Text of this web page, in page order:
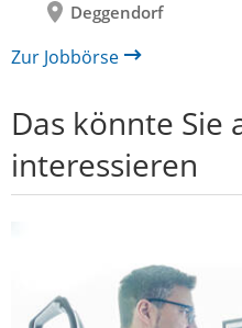
Deggendorf
Zur Jobbörse
Das könnte Sie
interessieren